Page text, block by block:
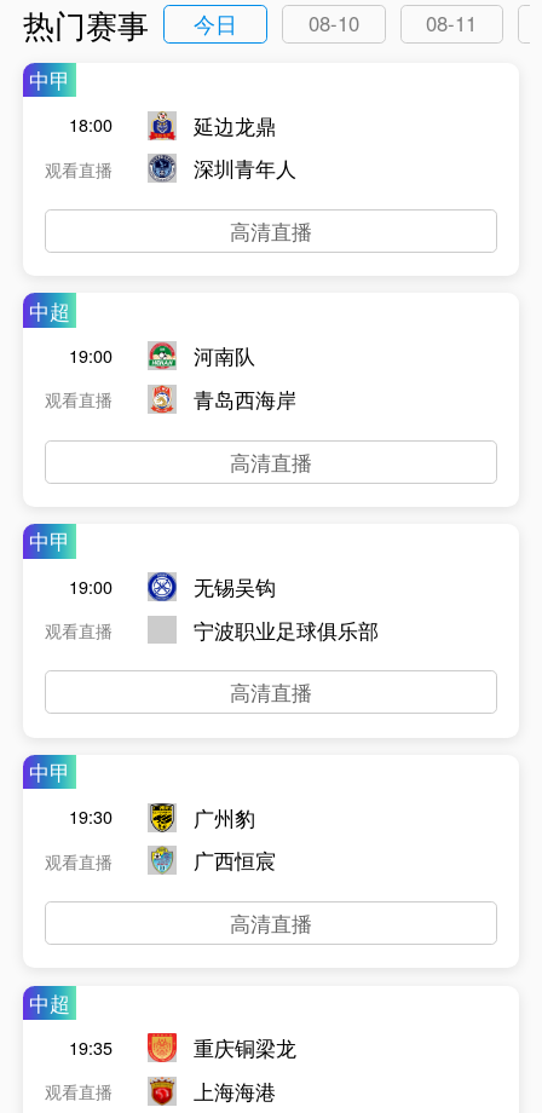
热门赛事 今日 08-10
08-11
中甲
18:00
观看直播
延边龙鼎
深圳青年人
高清直播
中超
19:00
观看直播
河南队
青岛西海岸
高清直播
中甲
19:00
观看直播
无锡吴钩
宁波职业足球俱乐部
高清直播
中甲
19:30
观看直播
广州豹
广西恒宸
高清直播
中超
19:35
观看直播
重庆铜梁龙
上海海港